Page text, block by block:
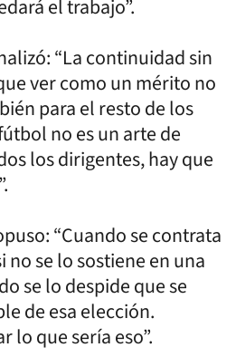
el trabajo”.
“La continuidad sin
ver como un mérito no
para el resto de los
no es un arte de
los dirigentes, hay que
“Cuando se contrata
se lo sostiene en una
se lo despide que se
de esa elección.
lo que sería eso”.